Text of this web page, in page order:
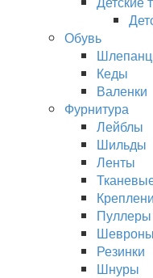
Обувь
Кеды
Валенки
Фурнитура
Лейблы
Шильды
Ленты
Пуллеры
Шевроны
Резинки
Шнуры